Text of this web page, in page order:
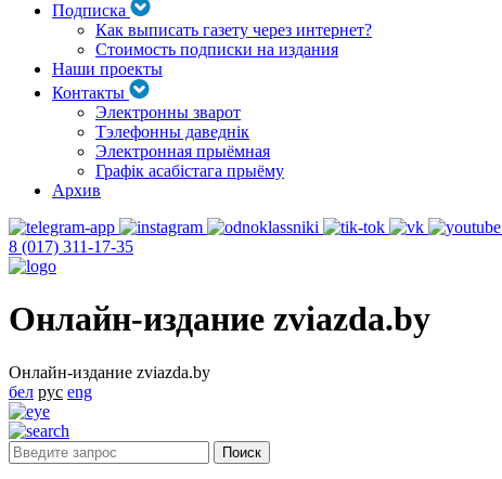
Подписка
Как выписать газету через интернет?
Стоимость подписки на издания
Наши проекты
Контакты
Электронны зварот
Тэлефонны даведнік
Электронная прыёмная
Графік асабістага прыёму
Архив
8 (017) 311-17-35
Онлайн-издание zviazda.by
Онлайн-издание zviazda.by
бел рус eng